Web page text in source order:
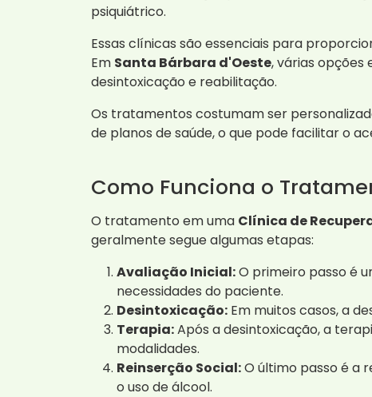
psiquiátrico.
Essas clínicas são essenciais para
Em Santa Bárbara d'Oeste, várias opções
desintoxicação e reabilitação.
Os tratamentos costumam ser
de planos de saúde, o que pode facilitar o
Como Funciona o
O tratamento em uma Clínica de
geralmente segue algumas etapas:
Avaliação Inicial:O primeiro passo é
necessidades do paciente.
Desintoxicação: Em muitos casos, a
Terapia:Após a desintoxicação, a
modalidades.
Reinserção Social:O último passo é a
o uso de álcool.